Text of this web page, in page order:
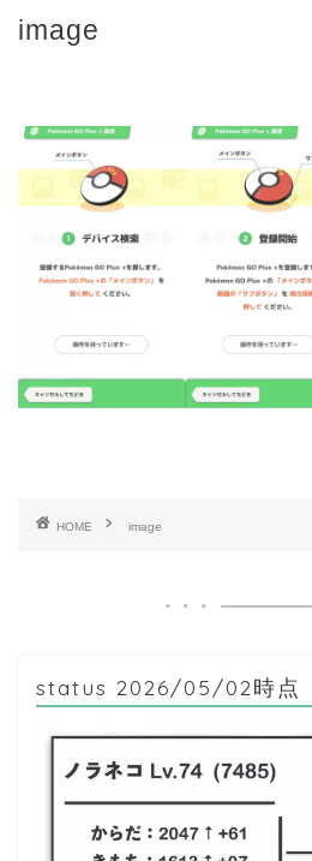
image
HOME image
status 2026/05/02時点